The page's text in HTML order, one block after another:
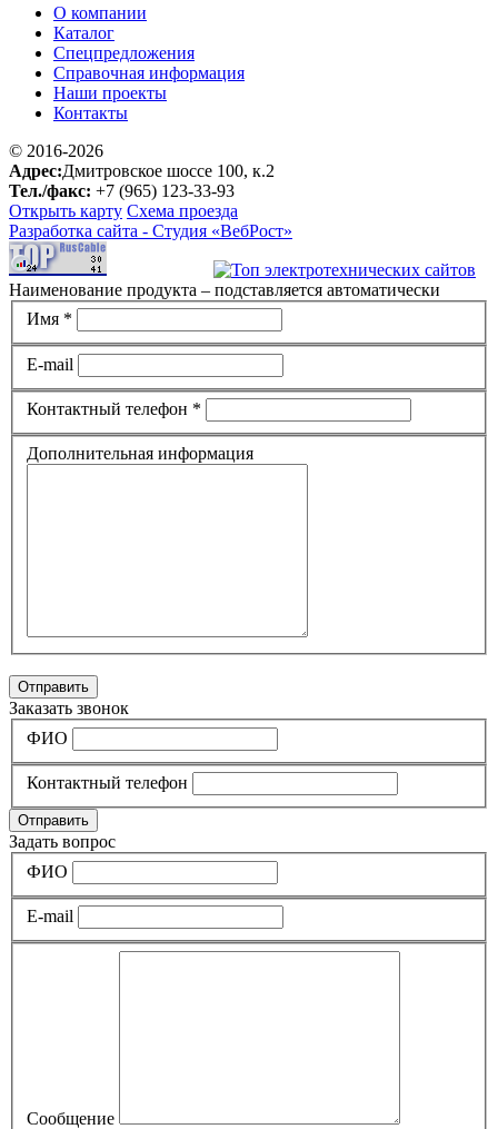
О компании
Каталог
Спецпредложения
Справочная информация
Наши проекты
Контакты
© 2016-2026
Адрес:Дмитровское шоссе 100, к.2
Тел./факс: +7 (965) 123-33-93
Открыть карту Схема проезда
Разработка сайта - Студия «ВебРост»
Наименование продукта – подставляется автоматически
Имя *
E-mail
Контактный телефон *
Дополнительная информация
Отправить
Заказать звонок
ФИО
Контактный телефон
Отправить
Задать вопрос
ФИО
E-mail
Сообщение